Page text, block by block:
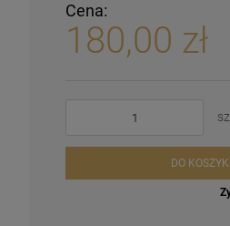
Cena:
180,00 zł
DO